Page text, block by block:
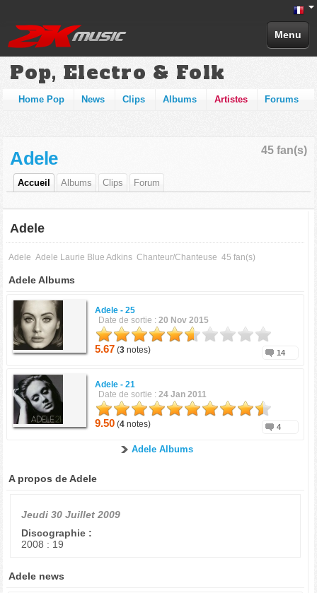
Menu
Pop, Electro & Folk
Home Pop News Clips Albums Artistes Forums
45 fan(s)
Adele
Accueil Albums Clips Forum
Adele
Adele Adele Laurie Blue Adkins Chanteur/Chanteuse 45 fan(s)
Adele Albums
Adele -25
Date de sortie :20 Nov 2015
5.67 (3 notes) 14
Adele -21
Date de sortie :24 Jan 2011
9.50 (4 notes) 4
Adele Albums
A propos de Adele
Jeudi 30 Juillet 2009
Discographie :
2008 : 19
Adele news